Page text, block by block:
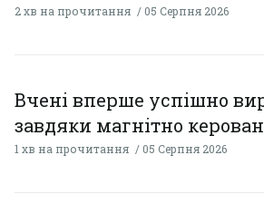
2 хв на прочитання 05 Серпня 2026
Вчені вперше успішно
завдяки магнітно
1 хв на прочитання 05 Серпня 2026